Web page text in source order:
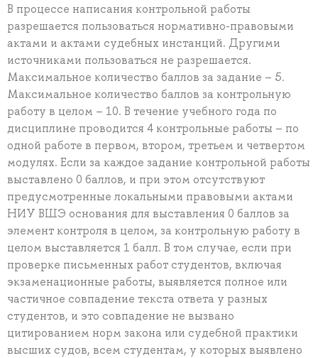
В процессе написания контрольной работы
разрешается пользоваться нормативно-правовыми
актами и актами судебных инстанций. Другими
источниками пользоваться не разрешается.
Максимальное количество баллов за задание – 5.
Максимальное количество баллов за контрольную
работу в целом – 10. В течение учебного года по
дисциплине проводится 4 контрольные работы – по
одной работе в первом, втором, третьем и четвертом
модулях. Если за каждое задание контрольной работы
выставлено 0 баллов, и при этом отсутствуют
предусмотренные локальными правовыми актами
НИУ ВШЭ основания для выставления 0 баллов за
элемент контроля в целом, за контрольную работу в
целом выставляется 1 балл. В том случае, если при
проверке письменных работ студентов, включая
экзаменационные работы, выявляется полное или
частичное совпадение текста ответа у разных
студентов, и это совпадение не вызвано
цитированием норм закона или судебной практики
высших судов, всем студентам, у которых выявлено